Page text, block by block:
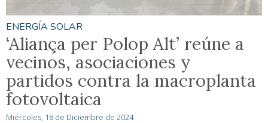
ENERGÍA SOLAR
‘Aliança per Polop Alt’ reúne a
vecinos, asociaciones y
partidos contra la macroplanta
fotovoltaica
Miércoles, 18 de Diciembre de 2024